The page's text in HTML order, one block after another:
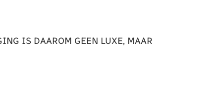
IS DAAROM GEEN LUXE, MAAR